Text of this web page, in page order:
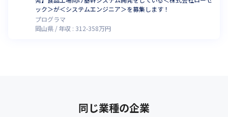
ック＞が＜システムエンジニア＞を募集します！
プログラマ
岡山県
年収 : 312-358万円
同じ業種の企業